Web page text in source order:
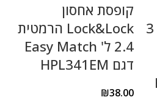
Lock&Lock הרמטית 3
קופסת אחסון
Lock&Lock הרמטית
2.4 ל' Easy Match
דגם HPL341EM
₪38.00